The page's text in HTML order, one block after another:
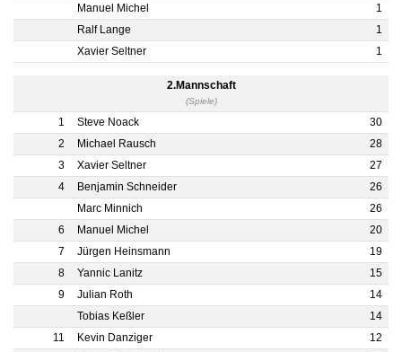
Manuel Michel
1
Ralf Lange
1
Xavier Seltner
1
2.Mannschaft
(Spiele)
1 Steve Noack
30
2
Michael Rausch
28
3
Xavier Seltner
27
4
Benjamin Schneider
26
Marc Minnich
26
6
Manuel Michel
20
7
Jürgen Heinsmann
19
8
Yannic Lanitz
15
9
Julian Roth
14
Tobias Keßler
14
11
Kevin Danziger
12